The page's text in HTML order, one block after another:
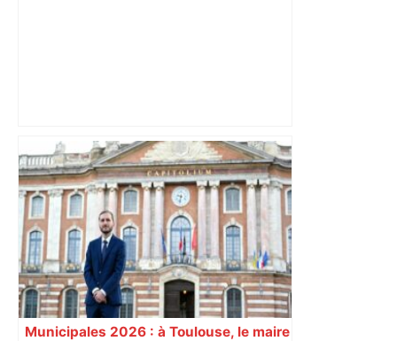
"C'est la reprise des bouchons et c'est
horrible", plus de 17 km de
ralentissements autour de Toulouse ce
jeudi matin, on vous donne les
secteurs à éviter – ladepeche.fr
Municipales 2026 : à Toulouse, le maire